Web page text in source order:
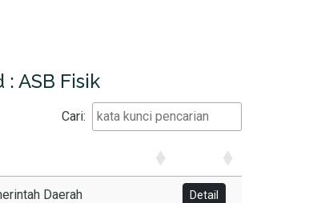
ASB Fisik
Cari:
Daerah Detail